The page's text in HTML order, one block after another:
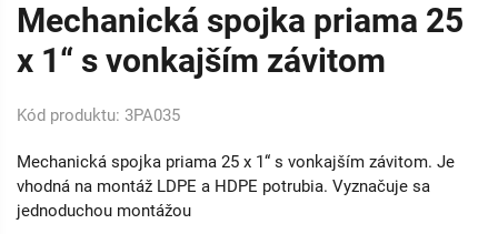
Mechanická spojka priama 25
x 1“ s vonkajším závitom
Kód produktu: 3PA035
Mechanická spojka priama 25 x 1“ s vonkajším závitom. Je
vhodná na montáž LDPE a HDPE potrubia. Vyznačuje sa
jednoduchou montážou